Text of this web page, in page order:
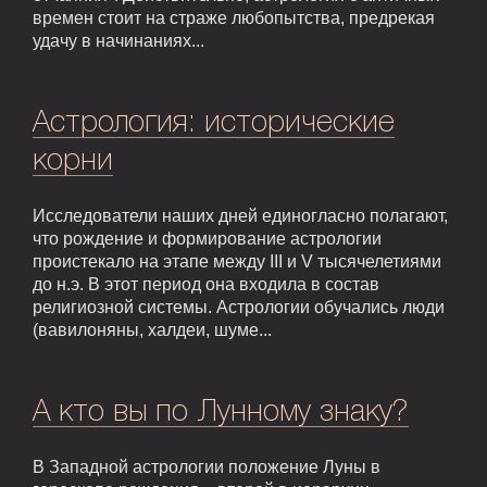
времен стоит на страже любопытства, предрекая
удачу в начинаниях...
Астрология: исторические
корни
Исследователи наших дней единогласно полагают,
что рождение и формирование астрологии
проистекало на этапе между III и V тысячелетиями
до н.э. В этот период она входила в состав
религиозной системы. Астрологии обучались люди
(вавилоняны, халдеи, шуме...
А кто вы по Лунному знаку?
В Западной астрологии положение Луны в